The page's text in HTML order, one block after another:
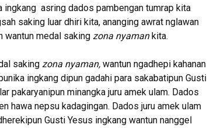
ingkang asring dados pambengan tumrap kita
saking luar dhiri kita, ananging awrat nglawan
wantun medal saking zona nyamankita.
saking zona nyaman,wantun ngadhepi kahanan
ingkang dipun gadahi para sakabatipun Gusti
pakaryanipun minangka juru amek ulam. Dados
hawa nepsu kadagingan. Dados juru amek ulam
Gusti Yesus ingkang wantun nanggel